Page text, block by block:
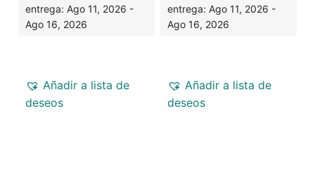
entrega: Ago 11, 2026 -
Ago 16, 2026
entrega: Ago 11, 2026 -
Ago 16, 2026
Añadir a lista de
deseos
Añadir a lista de
deseos